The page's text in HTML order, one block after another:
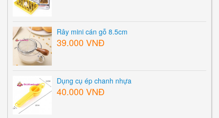
Rây mini cán gỗ 8.5cm
39.000 VNĐ
Dụng cụ ép chanh nhựa
40.000 VNĐ